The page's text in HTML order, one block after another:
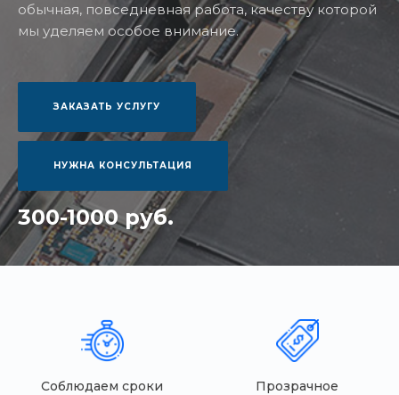
обычная, повседневная работа, качеству которой
мы уделяем особое внимание.
ЗАКАЗАТЬ УСЛУГУ
НУЖНА КОНСУЛЬТАЦИЯ
300-1000 руб.
Соблюдаем сроки
Прозрачное